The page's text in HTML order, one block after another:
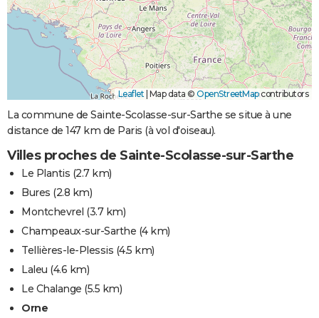
Leaflet Map data © OpenStreetMapcontributors
La commune de Sainte-Scolasse-sur-Sarthe se situe à une
distance de 147 km de Paris (à vol d'oiseau).
Villes proches de Sainte-Scolasse-sur-Sarthe
Le Plantis (2.7 km)
Bures (2.8 km)
Montchevrel (3.7 km)
Champeaux-sur-Sarthe (4 km)
Tellières-le-Plessis (4.5 km)
Laleu (4.6 km)
Le Chalange (5.5 km)
Orne